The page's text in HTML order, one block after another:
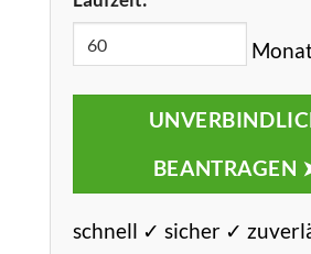
BEANTRAGEN
schnell ✓ sicher ✓